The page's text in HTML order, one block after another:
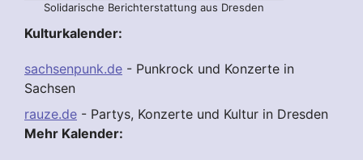
Solidarische Berichterstattung aus Dresden
Kulturkalender:
sachsenpunk.de - Punkrock und Konzerte in
Sachsen
rauze.de - Partys, Konzerte und Kultur in Dresden
Mehr Kalender: